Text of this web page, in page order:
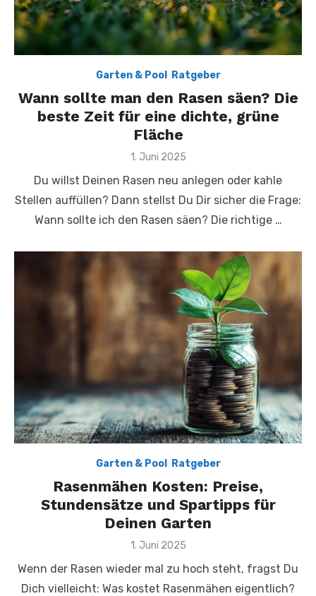
Garten & Pool Ratgeber
Wann sollte man den Rasen säen? Die
beste Zeit für eine dichte, grüne
Fläche
Posted
1. Juni 2025
Du willst Deinen Rasen neu anlegen oder kahle
Stellen auffüllen? Dann stellst Du Dir sicher die Frage:
Wann sollte ich den Rasen säen? Die richtige …
Garten & Pool Ratgeber
Rasenmähen Kosten: Preise,
Stundensätze und Spartipps für
Deinen Garten
Posted
1. Juni 2025
Wenn der Rasen wieder mal zu hoch steht, fragst Du
Dich vielleicht: Was kostet Rasenmähen eigentlich?